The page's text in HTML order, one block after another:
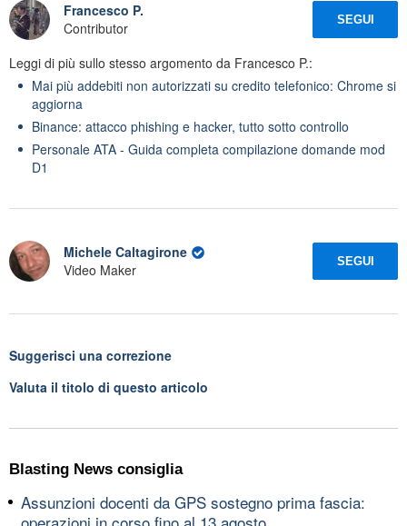
Francesco P.
Contributor
SEGUI
Leggi di più sullo stesso argomento da Francesco P.:
Mai più addebiti non autorizzati su credito telefonico: Chrome si
aggiorna
Binance: attacco phishing e hacker, tutto sotto controllo
Personale ATA - Guida completa compilazione domande mod
D1
Michele Caltagirone
Video Maker
SEGUI
Suggerisci una correzione
Valuta il titolo di questo articolo
Blasting News consiglia
Assunzioni docenti da GPS sostegno prima fascia: